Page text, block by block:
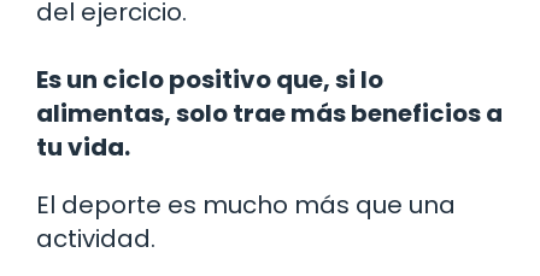
del ejercicio.
Es un ciclo positivo que, si lo
alimentas, solo trae más beneficios a
tu vida.
El deporte es mucho más que una
actividad.